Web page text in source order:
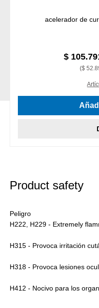
acelerador de
$
($
Product safety
Peligro
H222, H229 - Extremely
H315 - Provoca irritación
H318 - Provoca lesiones
H412 - Nocivo para los